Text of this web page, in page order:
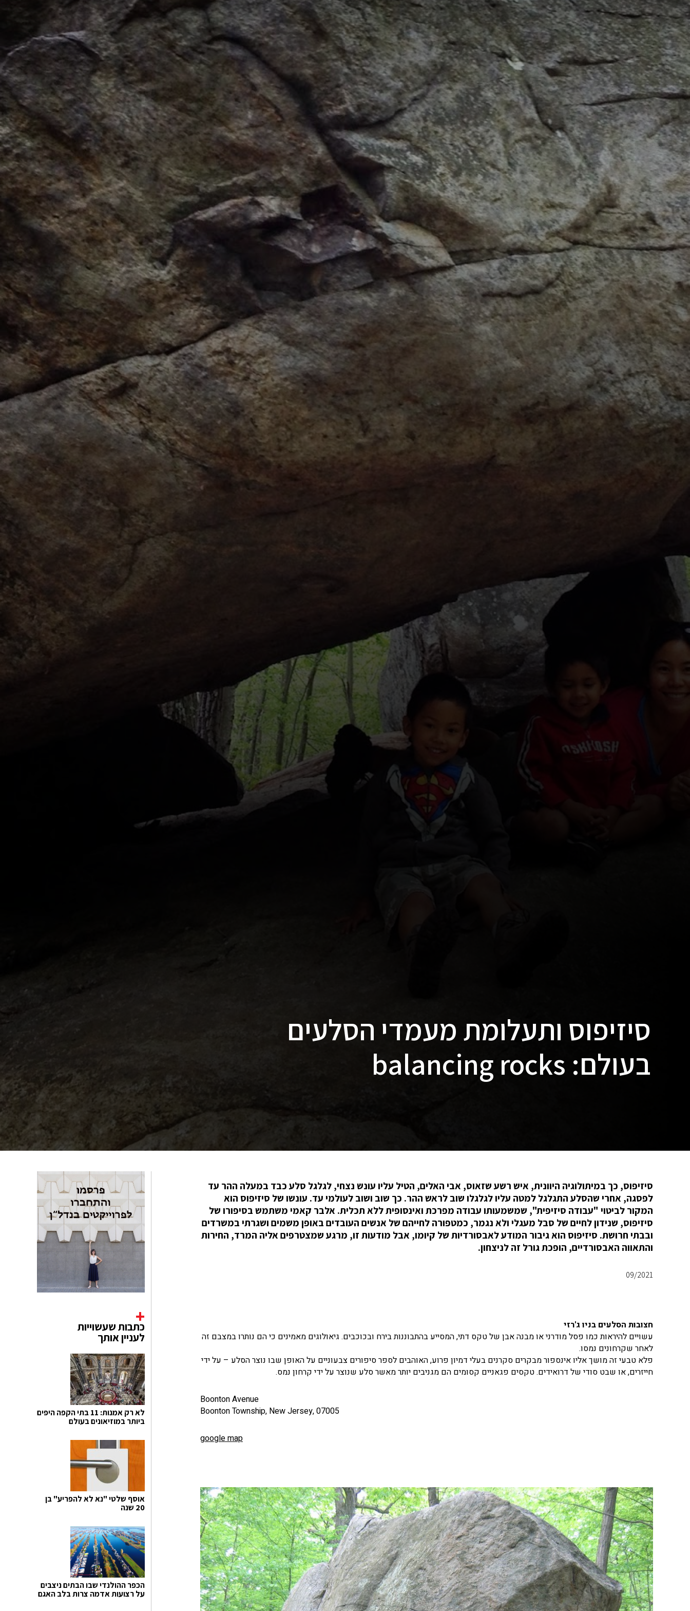
סיזיפוס ותעלומת מעמדי הסלעים
בעולם: balancing rocks
סיזיפוס, כך במיתולוגיה היוונית, איש רשע שזאוס, אבי האלים, הטיל עליו עונש נצחי, לגלגל סלע כבד במעלה ההר עד
לפסגה, אחרי שהסלע התגלגל למטה עליו לגלגלו שוב לראש ההר. כך שוב ושוב לעולמי עד. עונשו של סיזיפוס הוא
המקור לביטוי "עבודה סיזיפית", שמשמעותו עבודה מפרכת ואינסופית ללא תכלית. אלבר קאמי משתמש בסיפורו של
סיזיפוס, שנידון לחיים של סבל מעגלי ולא נגמר, כמטפורה לחייהם של אנשים העובדים באופן משמים ושגרתי במשרדים
ובבתי חרושת. סיזיפוס הוא גיבור המודע לאבסורדיות של קיומו, אבל מודעות זו, מרגע שמצטרפים אליה המרד, החירות
והתאווה האבסורדיים, הופכת גורל זה לניצחון.
09/2021
חצובות הסלעים בניו ג'רזי
עשויים להיראות כמו פסל מודרני או מבנה אבן של טקס דתי, המסייע בהתבוננות בירח ובכוכבים. גיאולוגים מאמינים כי הם נותרו במצבם זה
לאחר שקרחונים נמסו.
פלא טבעי זה מושך אליו אינספור מבקרים סקרנים בעלי דמיון פרוע, האוהבים לספר סיפורים צבעוניים על האופן שבו נוצר הסלע – על ידי
חייזרים, או שבט סודי של דרואידים. טקסים פגאניים קסומים הם מגניבים יותר מאשר סלע שנוצר על ידי קרחון נמס.
Boonton Avenue
Boonton Township, New Jersey, 07005
google map
כתבות שעשוייות
לעניין אותך
לא רק אמנות: 11 בתי הקפה היפים
ביותר במוזיאונים בעולם
אוסף שלטי "נא לא להפריע" בן
20 שנה
הכפר ההולנדי שבו הבתים ניצבים
על רצועות אדמה צרות בלב האגם